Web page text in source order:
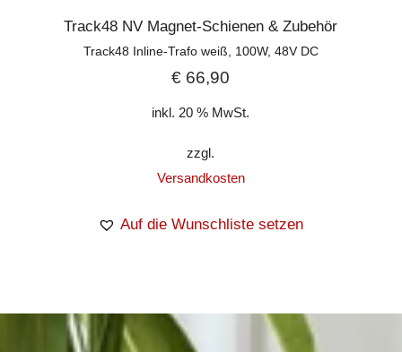
Track48 NV Magnet-Schienen & Zubehör
Track48 Inline-Trafo weiß, 100W, 48V DC
€ 66,90
inkl. 20 % MwSt.
zzgl.
Versandkosten
Auf die Wunschliste setzen